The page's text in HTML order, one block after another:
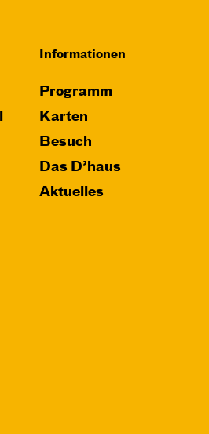
Informationen
Programm
Karten
Besuch
Das D’haus
Aktuelles